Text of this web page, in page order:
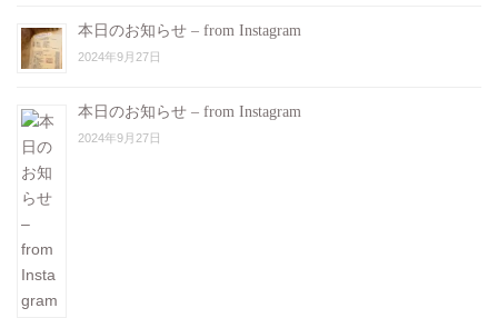
本日のお知らせ – from Instagram
2024年9月27日
本日のお知らせ – from Instagram
2024年9月27日